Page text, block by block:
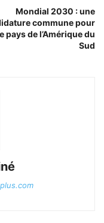
Mondial 2030 : une
commune pour
pays de l’Amérique du
Sud